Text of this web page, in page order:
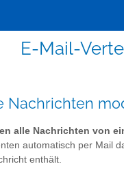
E-Mail-
Nachrichten
alle Nachrichten von
automatisch per Mail
enthält.